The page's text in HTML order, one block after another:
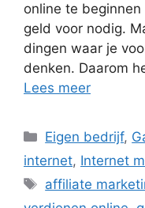
online te
geld voor nodig.
dingen waar je
denken. Daarom
Lees meer
Categorieën
Eigen bedrijf,
internet, Internet
Tags
affiliate